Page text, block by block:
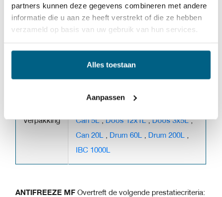
partners kunnen deze gegevens combineren met andere
informatie die u aan ze heeft verstrekt of die ze hebben
verzameld op basis van uw gebruik van hun services.
Alles toestaan
Aanpassen
Vriesbescherming verdunning met water ( voorkeur
demi water ):
35% antifreeze met verdunning water °C-20
50% antifreeze met verdunning water °C-36
Verpakking Can 5L ,Doos 12x1L ,Doos 3x5L ,
Can 20L Drum 60L Drum 200L
IBC 1000L
ANTIFREEZE MF Overtreft de volgende prestatiecriteria: